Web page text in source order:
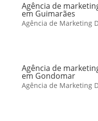
Agência de
em Guimarães
Agência de Marketing
Agência de
em Gondomar
Agência de Marketing